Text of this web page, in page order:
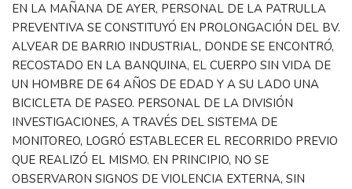
EN LA MAÑANA DE AYER, PERSONAL DE LA PATRULLA
PREVENTIVA SE CONSTITUYÓ EN PROLONGACIÓN DEL BV.
ALVEAR DE BARRIO INDUSTRIAL, DONDE SE ENCONTRÓ,
RECOSTADO EN LA BANQUINA, EL CUERPO SIN VIDA DE
UN HOMBRE DE 64 AÑOS DE EDAD Y A SU LADO UNA
BICICLETA DE PASEO. PERSONAL DE LA DIVISIÓN
INVESTIGACIONES, A TRAVÉS DEL SISTEMA DE
MONITOREO, LOGRÓ ESTABLECER EL RECORRIDO PREVIO
QUE REALIZÓ EL MISMO. EN PRINCIPIO, NO SE
OBSERVARON SIGNOS DE VIOLENCIA EXTERNA, SIN